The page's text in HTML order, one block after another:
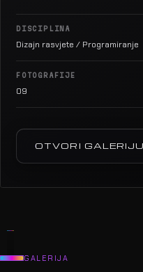
DISCIPLINA
Dizajn rasvjete / Programiranje
FOTOGRAFIJE
09
OTVORI GALERIJU
GALERIJA